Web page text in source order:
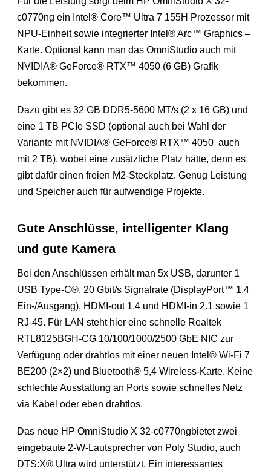
c0770ng ein Intel® Core™ Ultra 7 155H Prozessor mit
NPU-Einheit sowie integrierter Intel® Arc™ Graphics –
Karte. Optional kann man das OmniStudio auch mit
NVIDIA® GeForce® RTX™ 4050 (6 GB) Grafik
bekommen.
Dazu gibt es 32 GB DDR5-5600 MT/s (2 x 16 GB) und
eine 1 TB PCIe SSD (optional auch bei Wahl der
Variante mit NVIDIA® GeForce® RTX™ 4050 auch
mit 2 TB), wobei eine zusätzliche Platz hätte, denn es
gibt dafür einen freien M2-Steckplatz. Genug Leistung
und Speicher auch für aufwendige Projekte.
Gute Anschlüsse, intelligenter Klang
und gute Kamera
Bei den Anschlüssen erhält man 5x USB, darunter 1
USB Type-C®, 20 Gbit/s Signalrate (DisplayPort™ 1.4
Ein-/Ausgang), HDMI-out 1.4 und HDMI-in 2.1 sowie 1
RJ-45. Für LAN steht hier eine schnelle Realtek
RTL8125BGH-CG 10/100/1000/2500 GbE NIC zur
Verfügung oder drahtlos mit einer neuen Intel® Wi-Fi 7
BE200 (2×2) und Bluetooth® 5,4 Wireless-Karte. Keine
schlechte Ausstattung an Ports sowie schnelles Netz
via Kabel oder eben drahtlos.
Das neue HP OmniStudio X 32-c0770ngbietet zwei
eingebaute 2-W-Lautsprecher von Poly Studio, auch
DTS:X® Ultra wird unterstützt. Ein interessantes